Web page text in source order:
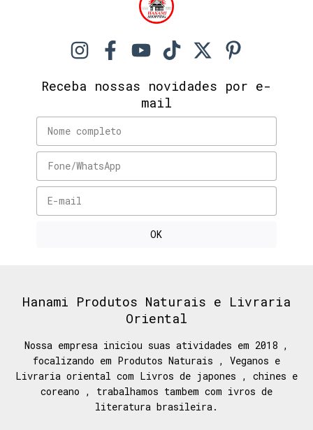
Receba nossas novidades por e-
mail
Hanami Produtos Naturais e Livraria
Oriental
Nossa empresa iniciou suas atividades em 2018 ,
focalizando em Produtos Naturais , Veganos e
Livraria oriental com Livros de japones , chines e
coreano , trabalhamos tambem com ivros de
literatura brasileira.